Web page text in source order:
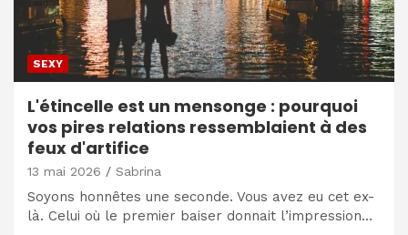
SEXY
L'étincelle est un mensonge : pourquoi
vos pires relations ressemblaient à des
feux d'artifice
13 mai 2026 Sabrina
Soyons honnêtes une seconde. Vous avez eu cet ex-
là. Celui où le premier baiser donnait l’impression…